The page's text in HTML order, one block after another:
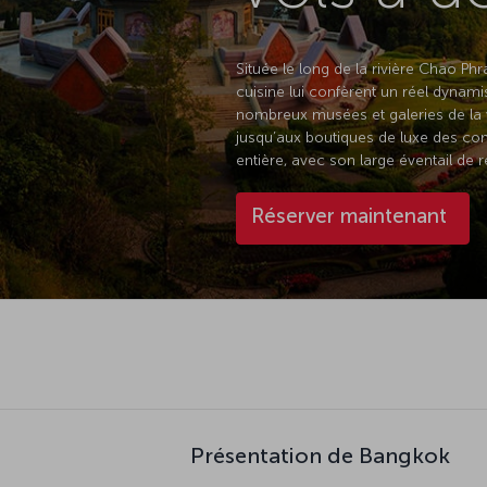
Située le long de la rivière Chao
cuisine lui confèrent un réel
nombreux musées et galeries de
jusqu’aux boutiques de luxe des
entière, avec son large éventail de
Réserver maintenant
Présentation de Bangkok